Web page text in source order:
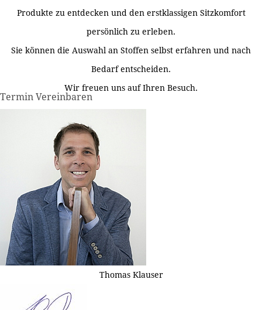
Produkte zu entdecken und den erstklassigen Sitzkomfort
persönlich zu erleben.
Sie können die Auswahl an Stoffen selbst erfahren und nach
Bedarf entscheiden.
Wir freuen uns auf Ihren Besuch.
Termin Vereinbaren
Thomas Klauser